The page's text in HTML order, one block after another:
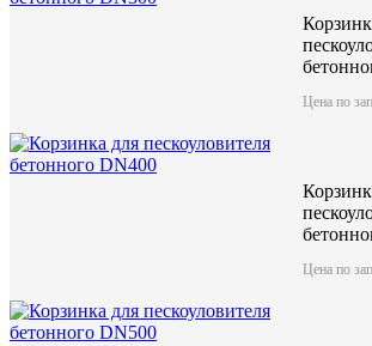
Компания ЖБИ "КубаньСпецБетон"
Цена по
Цена по